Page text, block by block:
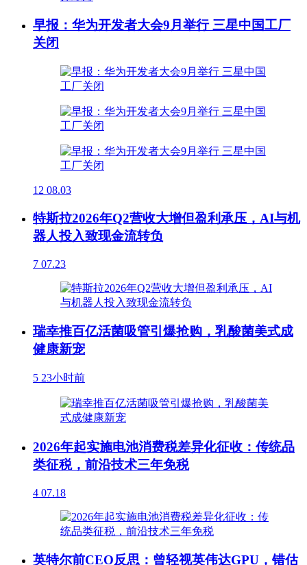
早报：华为开发者大会9月举行 三星中国工厂
关闭
12 08.03
特斯拉2026年Q2营收大增但盈利承压，AI与机
器人投入致现金流转负
7 07.23
瑞幸推百亿活菌吸管引爆抢购，乳酸菌美式成
健康新宠
5 23小时前
2026年起实施电池消费税差异化征收：传统品
类征税，前沿技术三年免税
4 07.18
英特尔前CEO反思：曾轻视英伟达GPU，错估